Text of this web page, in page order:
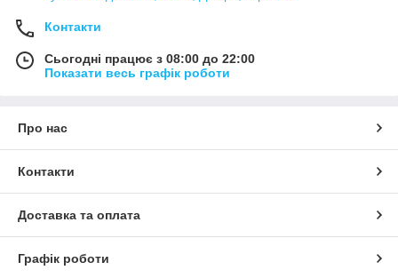
Контакти
Сьогодні працює з 08:00 до 22:00
Показати весь графік роботи
Про нас
Контакти
Доставка та оплата
Графік роботи